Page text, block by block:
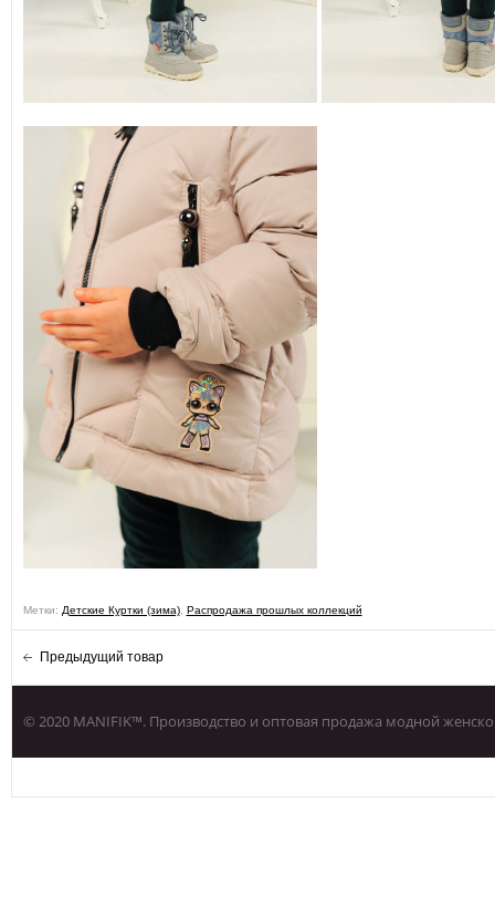
Метки: Детские Куртки (зима), Распродажа прошлых коллекций
Предыдущий товар
© 2020 MANIFIK™. Производство и оптовая продажа модной